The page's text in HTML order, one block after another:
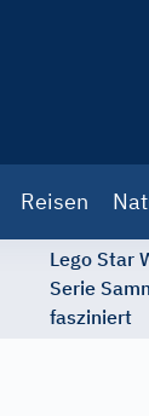
Reisen
Lego Star
Serie
fasziniert